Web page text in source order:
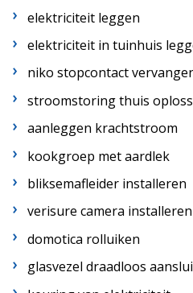
elektriciteit leggen
elektriciteit in tuinhuis
niko stopcontact
stroomstoring thuis
aanleggen krachtstroom
kookgroep met aardlek
bliksemafleider installeren
verisure camera installeren
domotica rolluiken
glasvezel draadloos